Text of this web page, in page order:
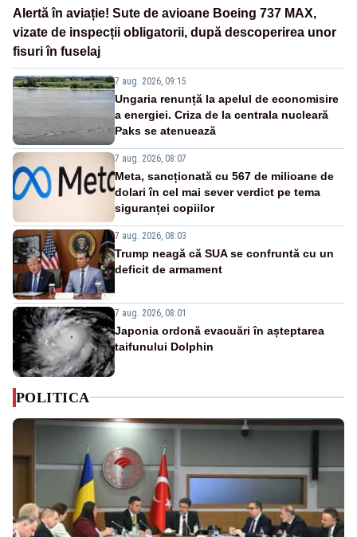
Alertă în aviație! Sute de avioane Boeing 737 MAX,
vizate de inspecții obligatorii, după descoperirea unor
fisuri în fuselaj
7 aug. 2026, 09:15
Ungaria renunță la apelul de economisire
a energiei. Criza de la centrala nucleară
Paks se atenuează
7 aug. 2026, 08:07
Meta, sancționată cu 567 de milioane de
dolari în cel mai sever verdict pe tema
siguranței copiilor
7 aug. 2026, 08:03
Trump neagă că SUA se confruntă cu un
deficit de armament
7 aug. 2026, 08:01
Japonia ordonă evacuări în așteptarea
taifunului Dolphin
POLITICA